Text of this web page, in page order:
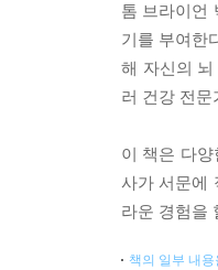
톰 브라이언
기를 부여한
해 자신의
러 건강 전
이 책은 다
사가 서문에
라운 경험을
책의 일부 내